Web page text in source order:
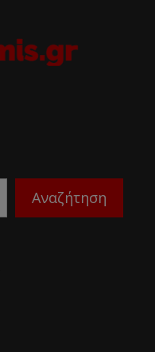
Αναζήτηση